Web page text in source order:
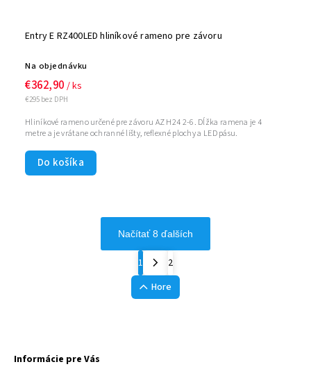
Entry E RZ400LED hliníkové rameno pre závoru
Na objednávku
€295 bez DPH
€362,90 / ks
Do košíka
Hliníkové rameno určené pre závoru AZ H24 2-6. Dĺžka ramena je 4
metre a je vrátane ochranné lišty, reflexné plochy a LED pásu.
Načítať 8 ďalších
1
2
Hore
Informácie pre Vás